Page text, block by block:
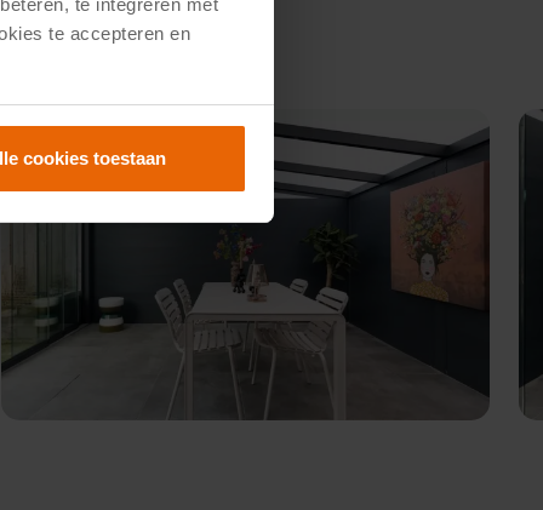
te integreren met
te accepteren en
cookies toestaan